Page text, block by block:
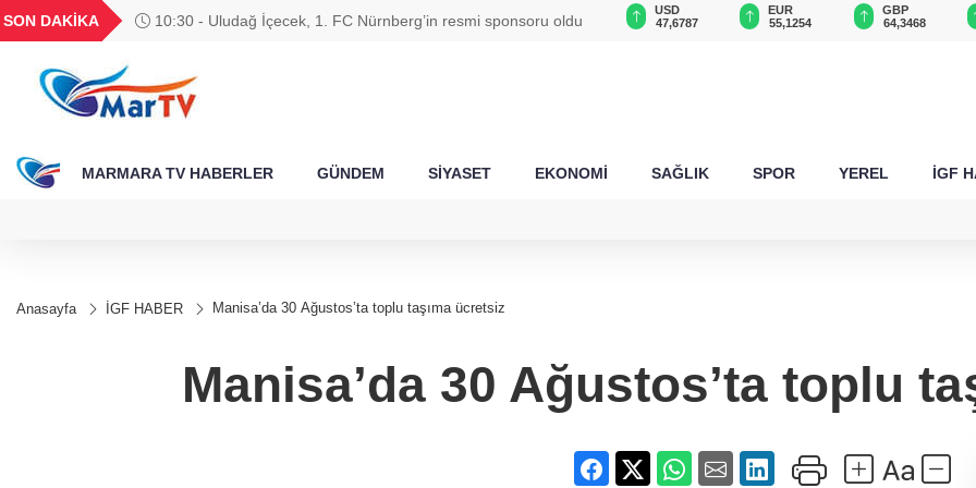
SON DAKİKA 10:30 - Uludağ İçecek, 1. FC Nürnberg’in resmi sponsoru oldu
BGN
27,9743
0,0018
6.660,55
13.779,39
47,6787
EUR
55,1254
GBP
64,3468
CHF
59,0083
MARMARA TV HABERLER GÜNDEM SİYASET EKONOMİ SAĞLIK SPOR YEREL İGF
Anasayfa İGF HABER Manisa’da 30 Ağustos’ta toplu taşıma ücretsiz
Manisa’da 30 Ağustos’ta toplu